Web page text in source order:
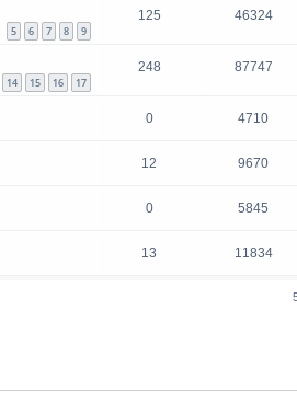
5 6 7 8 9
125 46324
14 15 16 17
248 87747
0 4710
12 9670
0 5845
13 11834